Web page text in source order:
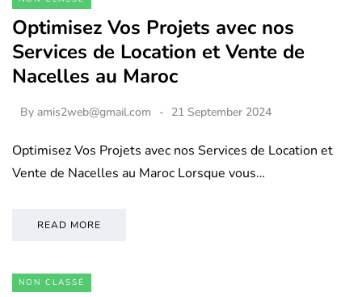
Optimisez Vos Projets avec nos
Services de Location et Vente de
Nacelles au Maroc
By amis2web@gmail.com 21 September 2024
Optimisez Vos Projets avec nos Services de Location et
Vente de Nacelles au Maroc Lorsque vous…
READ MORE
NON CLASSÉ